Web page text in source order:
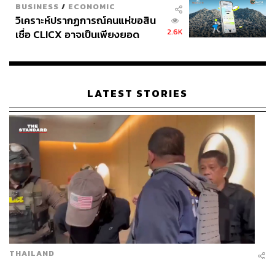
มีแสงย่อมมีเงา ภายใต้การปราบปรามการก่อสร้าง
ทีมข่าว THE STANDARD ลงพื้นที่อำเภอแม่สอด จังหวัดตาก
เพื่อเก็บข้อมูลการแก้ปัญหาแก๊งคอลเซ็นเตอร์ที่ถูกประกาศ
เป็นวาระสำคัญระหว่าง 3 ชาติ ไทย เมียนมา และจีน ในช่วง
2 สัปดาห์ วันที่ 5-7 และ 15-20 กุมภาพันธ์
โดยทีมข่าวเลือกสำรวจจากพื้นที่ฝั่งไทยที่สามารถมองเห็น
‘อาณาจักรสแกมเมอร์’ ในฝั่งประเทศเมียนมาได้อย่างชัดเจน
ประกอบด้วย
ชเวโก๊กโก่ เมืองเมียวดี
เคเคพาร์ก เมืองเมียวดี
หมู่บ้านผาลู เมืองเมียวดี
BUSINESS / ECONOMIC
วิเคราะห์ปรากฏการณ์คนแห่ขอสิน
เชื่อ CLICX อาจเป็นเพียงยอด
เรือนไทยที่ถูกซุกไว้
2.6K
LATEST STORIES
THAILAND